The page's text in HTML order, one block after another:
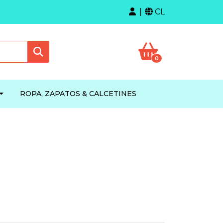
CL
0
ROPA, ZAPATOS & CALCETINES